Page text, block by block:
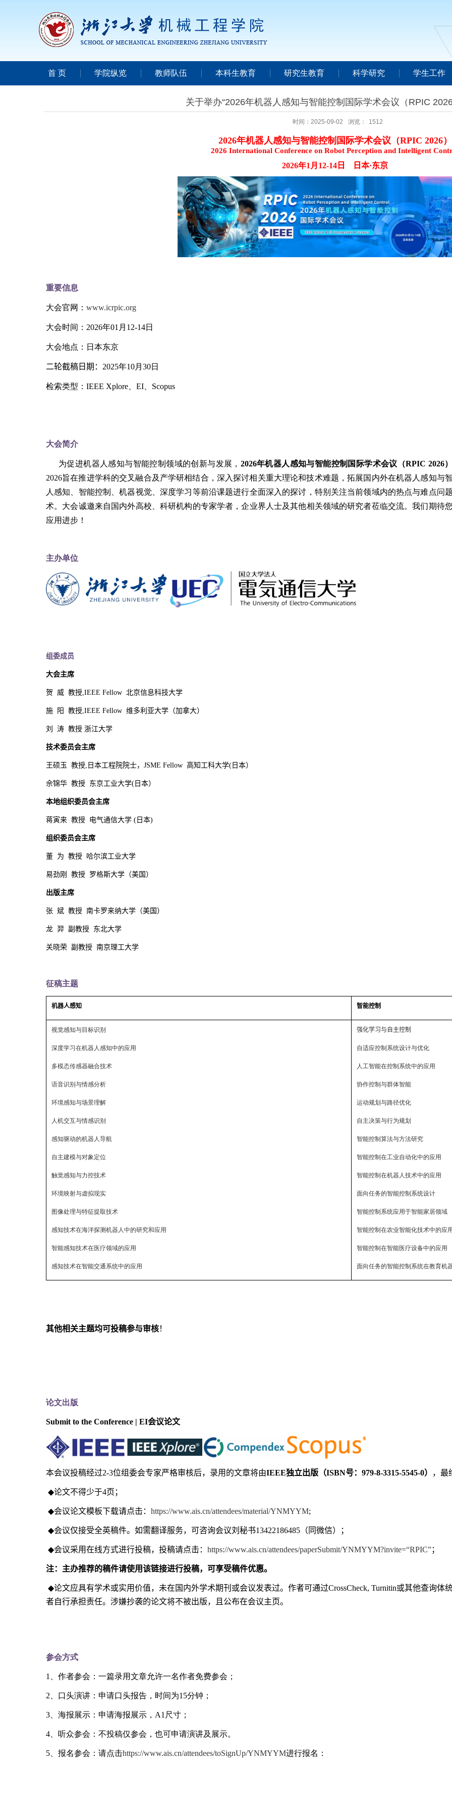
首 页 学院纵览 教师队伍 本科生教育 研究生教育 科学研究 学生工作
关于举办“2026年机器人感知与智能控制国际学术会议（RPIC
时间：2025-09-02 浏览： 1512
2026年机器人感知与智能控制国际学术会议（RPIC 2026）
2026 International Conference on Robot Perception and Intelligent
2026年1 月 12-14 日 日本·东京
重要信息
大会官网： www.icrpic.org
大会时间： 2026年01 月 12-14日
大会地点：日本东京
二轮截稿日期： 2025年10月 30日
检索类型： IEEE Xplore EI Scopus
大会简介
为促进机器人感知与智能控制领域的创新与发展， 2026年机器人感知与智能控制国际学术会议（RPIC 2026
2026旨在推进学科的交叉融合及产学研相结合，深入探讨相关重大理论和技术难题，拓展国内外在机器人感知与
人感知、智能控制、机器视觉、深度学习等前沿课题进行全面深入的探讨，特别关注当前领域内的热点与难点问
术。大会诚邀来自国内外高校、科研机构的专家学者，企业界人士及其他相关领域的研究者莅临交流。我们期待
应用进步！
主办单位
组委成员
大会主席
贺 威 教授,IEEE Fellow 北京信息科技大学
施 阳 教授,IEEE Fellow 维多利亚大学（加拿大）
刘 涛 教授 浙江大学
技术委员会主席
王硕玉 教授, 日本工程院院士， JSME Fellow 高知工科大学( 日本）
佘锦华 教授 东京工业大学( 日本）
本地组织委员会主席
蒋寅来 教授 电气通信大学 ( 日本)
组织委员会主席
董 为 教授 哈尔滨工业大学
易劲刚 教授 罗格斯大学（美国）
出版主席
张 斌 教授 南卡罗来纳大学（美国）
龙 羿 副教授 东北大学
关晓荣 副教授 南京理工大学
征稿主题
机器人感知 智能控制
视觉感知与目标识别
深度学习在机器人感知中的应用
多模态传感器融合技术
语音识别与情感分析
环境感知与场景理解
人机交互与情感识别
感知驱动的机器人导航
自主建模与对象定位
触觉感知与力控技术
环境映射与虚拟现实
图像处理与特征提取技术
感知技术在海洋探测机器人中的研究和应用
智能感知技术在医疗领域的应用
感知技术在智能交通系统中的应用
强化学习与自主控制
自适应控制系统设计与优化
人工智能在控制系统中的应用
协作控制与群体智能
运动规划与路径优化
自主决策与行为规划
智能控制算法与方法研究
智能控制在工业自动化中的应用
智能控制在机器人技术中的应用
面向任务的智能控制系统设计
智能控制系统应用于智能家居领域
智能控制在农业智能化技术中的应用
智能控制在智能医疗设备中的应用
面向任务的智能控制系统在教育机
其他相关主题均可投稿参与审核！
论文出版
Submit to the Conference | EI会议论文
本会议投稿经过2-3位组委会专家严格审核后，录用的文章将由IEEE独立出版（ISBN号： 979-8-3315-5545-0） ，最
◆论文不得少于4页；
◆会议论文模板下载请点击： https://www.ais.cn/attendees/material/YNMYYM;
◆会议仅接受全英稿件。如需翻译服务，可咨询会议刘秘书13422186485 （同微信）；
◆会议采用在线方式进行投稿，投稿请点击： https://www.ais.cn/attendees/paperSubmit/YNMYYM?invite=“RPIC”；
注：主办推荐的稿件请使用该链接进行投稿，可享受稿件优惠。
◆论文应具有学术或实用价值，未在国内外学术期刊或会议发表过。作者可通过CrossCheck, Turnitin或其他查询体
者自行承担责任。涉嫌抄袭的论文将不被出版，且公布在会议主页。
参会方式
1 、作者参会：一篇录用文章允许一名作者免费参会；
2 、口头演讲：申请口头报告，时间为15分钟；
3 、海报展示：申请海报展示， A1 尺寸；
4 、听众参会：不投稿仅参会，也可申请演讲及展示。
5 、报名参会：请点击https://www.ais.cn/attendees/toSignUp/YNMYYM进行报名：